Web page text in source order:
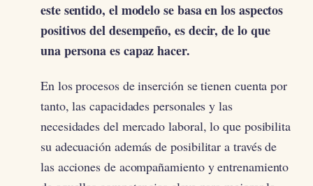
este sentido, el modelo se basa en los aspectos
positivos del desempeño, es decir, de lo que
una persona es capaz hacer.
En los procesos de inserción se tienen cuenta por
tanto, las capacidades personales y las
necesidades del mercado laboral, lo que posibilita
su adecuación además de posibilitar a través de
las acciones de acompañamiento y entrenamiento